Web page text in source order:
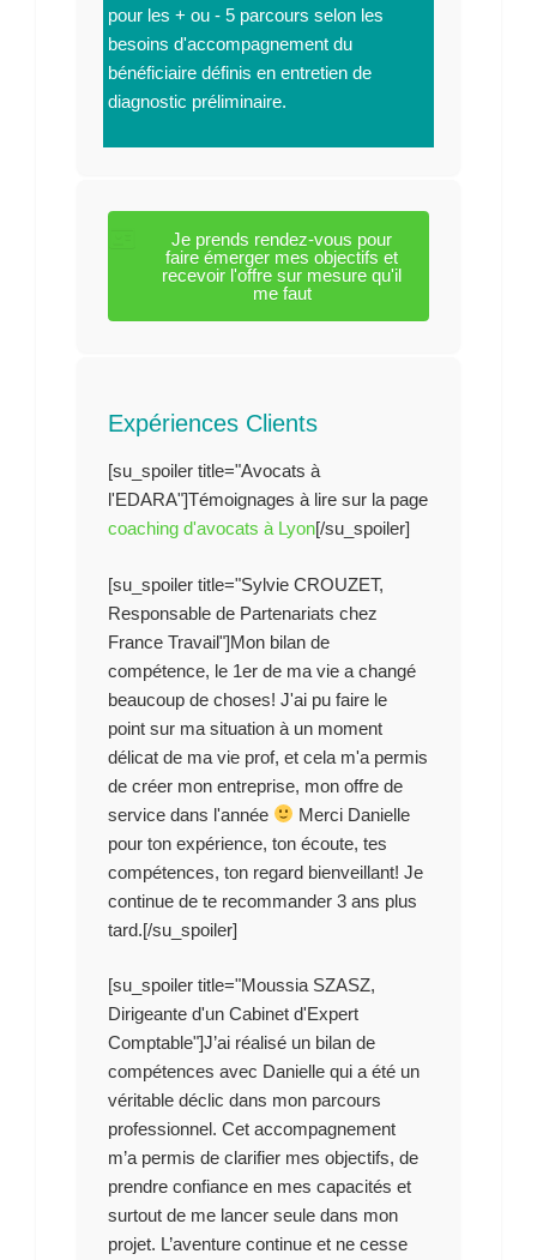
pour les + ou - 5 parcours selon les
besoins d'accompagnement du
bénéficiaire définis en entretien de
diagnostic préliminaire.
Je prends rendez-vous pour
faire émerger mes objectifs et
recevoir l'offre sur mesure qu'il
me faut
Expériences Clients
[su_spoiler title="Avocats à
l'EDARA"]Témoignages à lire sur la page
coaching d'avocats à Lyon[/su_spoiler]
[su_spoiler title="Sylvie CROUZET,
Responsable de Partenariats chez
France Travail"]Mon bilan de
compétence, le 1er de ma vie a changé
beaucoup de choses! J'ai pu faire le
point sur ma situation à un moment
délicat de ma vie prof, et cela m'a permis
de créer mon entreprise, mon offre de
service dans l'année
Merci Danielle
pour ton expérience, ton écoute, tes
compétences, ton regard bienveillant! Je
continue de te recommander 3 ans plus
tard.[/su_spoiler]
[su_spoiler title="Moussia SZASZ,
Dirigeante d'un Cabinet d'Expert
Comptable"]J’ai réalisé un bilan de
compétences avec Danielle qui a été un
véritable déclic dans mon parcours
professionnel. Cet accompagnement
m’a permis de clarifier mes objectifs, de
prendre confiance en mes capacités et
surtout de me lancer seule dans mon
projet. L’aventure continue et ne cesse